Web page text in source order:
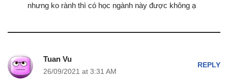
nhưng ko rành thì có học ngành này được không ạ
Tuan Vu
26/09/2021 at 3:31 AM
REPLY